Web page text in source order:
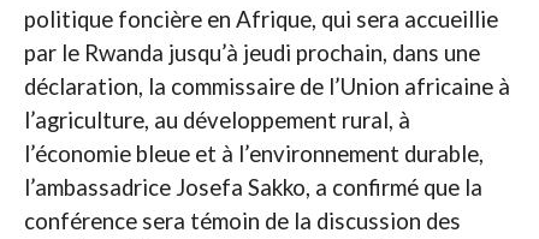
politique foncière en Afrique, qui sera accueillie
par le Rwanda jusqu’à jeudi prochain, dans une
déclaration, la commissaire de l’Union africaine à
l’agriculture, au développement rural, à
l’économie bleue et à l’environnement durable,
l’ambassadrice Josefa Sakko, a confirmé que la
conférence sera témoin de la discussion des